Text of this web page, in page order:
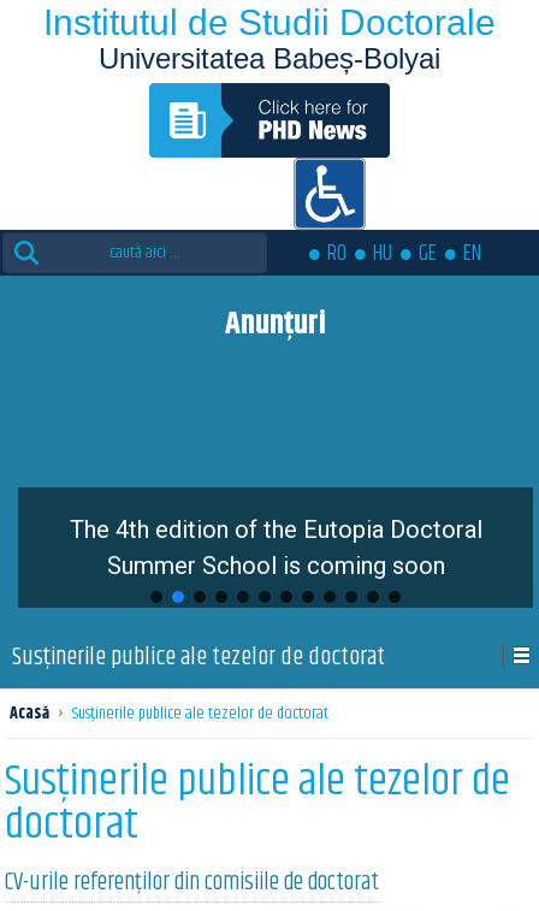
Institutul de Studii Doctorale
Universitatea Babeș-Bolyai
Search
for:
RO HU GE EN
Anunțuri
The 4th edition of the Eutopia Doctoral
Summer School is coming soon
Susţinerile publice ale tezelor de doctorat
Acasă › Susţinerile publice ale tezelor de doctorat
Susţinerile publice ale tezelor de
doctorat
CV-urile referenților din comisiile de doctorat